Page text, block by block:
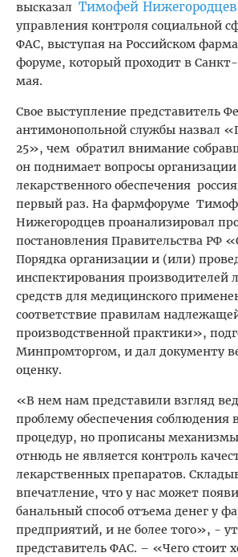
высказал Тимофей Нижегородцев
управления контроля социальной
ФАС, выступая на Российском
форуме, который проходит в Санкт-
мая.
Свое выступление представитель
антимонопольной службы назвал
25», чем обратил внимание
он поднимает вопросы
лекарственного обеспечения
первый раз. На фармфоруме
Нижегородцев проанализировал
постановления Правительства РФ
Порядка организации и (или)
инспектирования производителей
средств для медицинского
соответствие правилам
производственной практики»,
Минпромторгом, и дал документу
оценку.
«В нем нам представили взгляд
проблему обеспечения соблюдения
процедур, но прописаны
отнюдь не является контроль
лекарственных препаратов.
впечатление, что у нас может
банальный способ отъема денег у
предприятий, и не более того», -
представитель ФАС. – «Чего стоит